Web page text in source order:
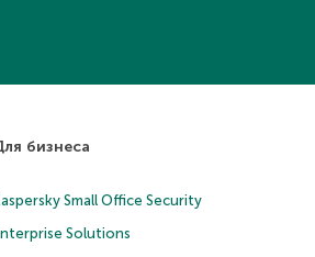
бизнеса
Small Office Security
Solutions